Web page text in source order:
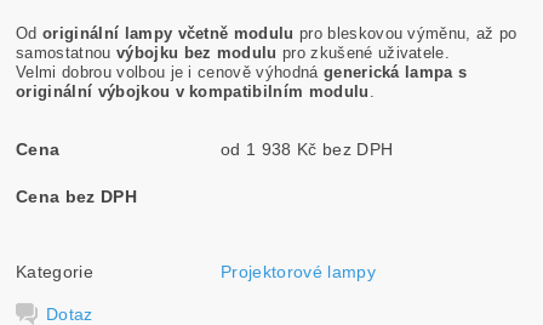
Odoriginální lampy včetně modulu pro bleskovou výměnu, až po
samostatnou výbojku bez modulu pro zkušené uživatele.
Velmi dobrou volbou je i cenově výhodná generická lampa s
originální výbojkou v kompatibilním modulu
Cena od 1 938 Kč bez DPH
Cena bez DPH
Kategorie Projektorové lampy
Dotaz